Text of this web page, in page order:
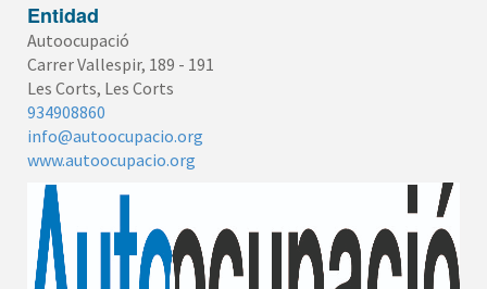
Entidad
Autoocupació
Carrer Vallespir, 189 - 191
Les Corts, Les Corts
934908860
info@autoocupacio.org
www.autoocupacio.org